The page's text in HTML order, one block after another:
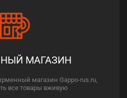
МАГАЗИН
магазин Gappo-rus.ru,
все товары вживую